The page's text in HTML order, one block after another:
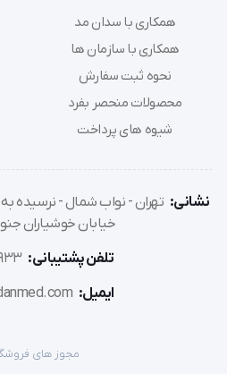
که فاکتوری مهم در کاهش
ناشی از تنش بریدگی را کاهش
موارد منع استفاده
همکاری با سدان مد
همکاری با سازمان ها
نحوه ثبت سفارش
محصولات منحصر بفرد
شیوه های پرداخت
نشانی: تهران - نواب شمال - نرسیده
خیابان خوشیاران
تلفن پشتیبانی:
ایمیل:
مجوز های